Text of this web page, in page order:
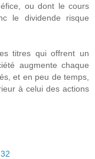
ou dont le cours
le dividende risque
titres qui offrent un
augmente chaque
et en peu de temps,
à celui des actions